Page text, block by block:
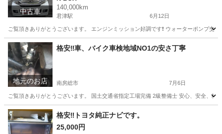
中古車
140,000km
君津駅 6月12日
ご覧頂きありがとうございます。 エンジンミッション好調です❗️ ウォーターポンプ交
千葉 南房総市 君津駅 N-BOX ミッション
地元のお店
格安‼️車、バイク車検地域NO1の安さ丁寧
南房総市 7月6日
ご覧頂きありがとうございます。 国土交通省指定工場完備 2級整備士 安心、安全、格
千葉 南房総市 車検 格安
格安‼️トヨタ純正ナビです。
25,000円